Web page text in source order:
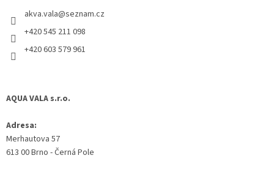
akva.vala@seznam.cz
+420 545 211 098
+420 603 579 961
AQUA VALA s.r.o.
Adresa:
Merhautova 57
613 00 Brno - Černá Pole